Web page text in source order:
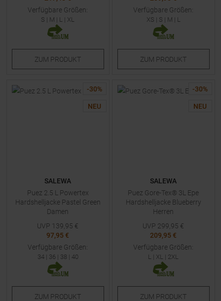
Verfügbare Größen:
S | M | L | XL
ZUM PRODUKT
Verfügbare Größen:
XS | S | M | L
ZUM PRODUKT
-30%
NEU
SALEWA
Puez 2.5 L Powertex
Hardshelljacke Pastel Green
Damen
UVP 139,95 €
97,95 €
Verfügbare Größen:
34| 36 | 38 | 40
ZUM PRODUKT
-30%
NEU
SALEWA
Puez Gore-Tex® 3L Epe
Hardshelljacke Blueberry
Herren
UVP 299,95 €
209,95 €
Verfügbare Größen:
L | XL | 2XL
ZUM PRODUKT